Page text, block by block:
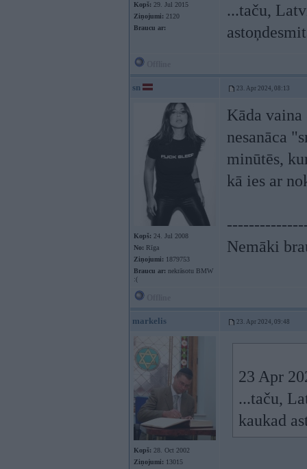
Kopš: 29. Jul 2015
Ziņojumi: 2120
Braucu ar:
...taču,
sn 23. Apr 2024, 08:13
Kopš: 24. Jul 2008
No: Rīga
Ziņojumi: 1879753
Braucu ar: nekrāsotu BMW
:(
Kāda
nesanāca
minūtēs,
kā ies ar
Nemāki
markelis 23. Apr 2024, 09:48
Kopš: 28. Oct 2002
Ziņojumi: 13015
23 Apr
...taču,
kaukad